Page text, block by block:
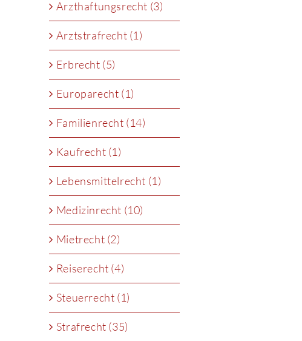
Arzthaftungsrecht (3)
Arztstrafrecht (1)
Erbrecht (5)
Europarecht (1)
Familienrecht (14)
Kaufrecht (1)
Lebensmittelrecht (1)
Medizinrecht (10)
Mietrecht (2)
Reiserecht (4)
Steuerrecht (1)
Strafrecht (35)